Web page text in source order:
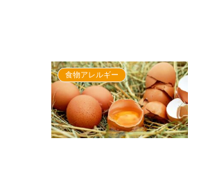
食物アレルギー